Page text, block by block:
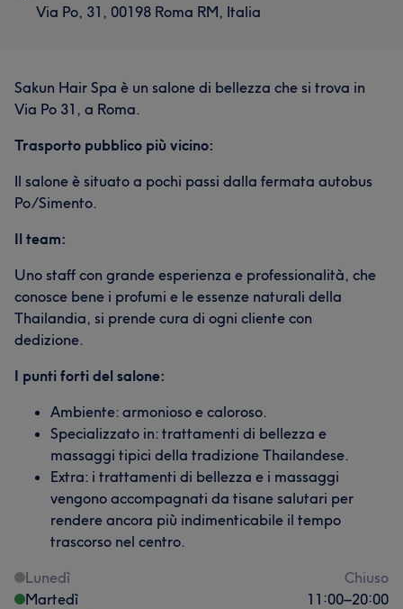
Via Po, 31, 00198 Roma RM, Italia
Sakun Hair Spa è un salone di bellezza che si trova in
Via Po 31, a Roma.
Trasporto pubblico più vicino:
Il salone è situato a pochi passi dalla fermata autobus
Po/Simento.
Il team:
Uno staff con grande esperienza e professionalità, che
conosce bene i profumi e le essenze naturali della
Thailandia, si prende cura di ogni cliente con
dedizione.
I punti forti del salone:
Ambiente: armonioso e caloroso.
Specializzato in: trattamenti di bellezza e
massaggi tipici della tradizione Thailandese.
Extra: i trattamenti di bellezza e i massaggi
vengono accompagnati da tisane salutari per
rendere ancora più indimenticabile il tempo
trascorso nel centro.
Lunedì
Chiuso
Martedì
11:00–20:00